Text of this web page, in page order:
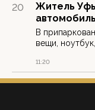
20
Житель
В
вещи,
11:20